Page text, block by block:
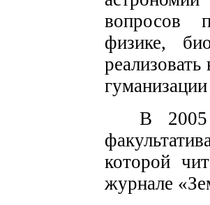
вопросов
физике,
В 2005
которой
журнале